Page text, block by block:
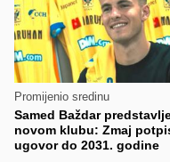
Promijenio sredinu
Samed Baždar
novom klubu: Zmaj
ugovor do 2031. godine